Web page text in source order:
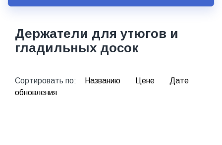
Держатели для утюгов и
гладильных досок
Сортировать по: Названию Цене
Дате
обновления